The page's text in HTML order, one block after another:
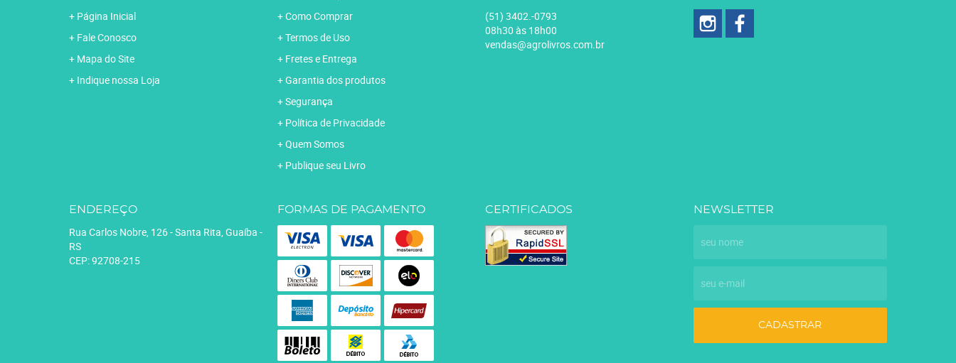
Página Inicial
Fale Conosco
Mapa do Site
Indique nossa Loja
Como Comprar
Termos de Uso
Fretes e Entrega
Garantia dos produtos
Segurança
Política de Privacidade
Quem Somos
Publique seu Livro
(51) 3402.-0793
08h30 às 18h00
vendas@agrolivros.com.br
ENDEREÇO
Rua Carlos Nobre, 126-Santa Rita, Guaíba -
RS
CEP: 92708-215
FORMAS DE PAGAMENTO CERTIFICADOS NEWSLETTER
CADASTRAR